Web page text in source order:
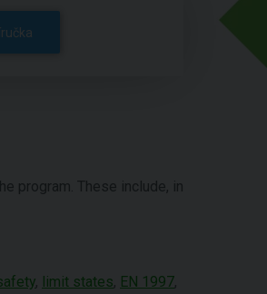
program. These include, in
, limit states, EN 1997,